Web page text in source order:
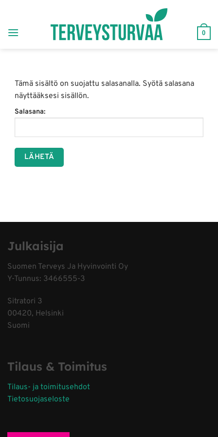
content
0
Tämä sisältö on suojattu salasanalla. Syötä salasana
näyttääksesi sisällön.
Salasana:
Julkaisija
Suomen Terveys Ja Hyvinvointi Oy
Y-Tunnus: 3466555-3
Sitratori 3
00420, Helsinki
Suomi
Tilaus & Toimitus
Tilaus- ja toimitusehdot
Tietosuojaseloste